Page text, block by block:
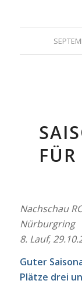
Nachschau
Nürburgring
8. Lauf,
Guter
Plätze drei